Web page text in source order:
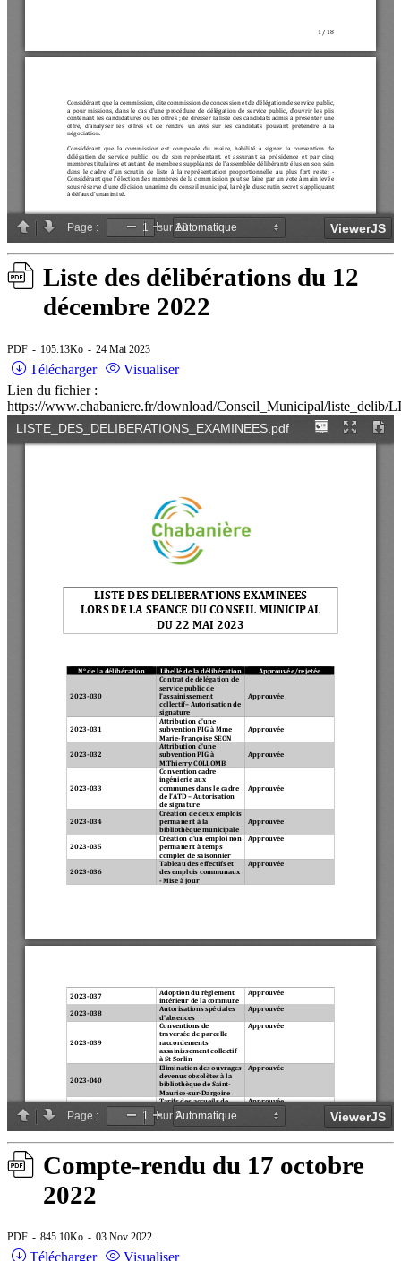
Liste des délibérations du 12
décembre 2022
PDF 105.13Ko 24 Mai 2023
Télécharger
Visualiser
Lien du fichier :
https://www.chabaniere.fr/download/Conseil_Municipal/
Compte-rendu du 17 octobre
2022
PDF 845.10Ko 03 Nov 2022
Télécharger Visualiser